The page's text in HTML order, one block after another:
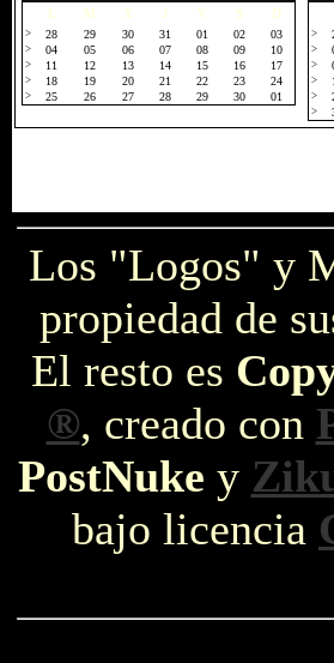
M X J V S D
> 28 29 30 31 01 02 03
> 04 05 06 07 08 09 10
> 11 12 13 14 15 16 17
> 18 19 20 21 22 23 24
> 25 26 27 28 29 30 01
>
>
>
>
>
>
Los "Logos" y
propiedad de
El resto es
®, creado con
PostNuke y
bajo licencia